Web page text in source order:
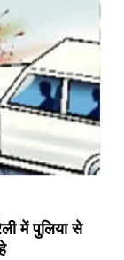
में पुलिया से